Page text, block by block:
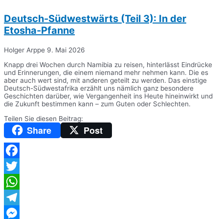
Deutsch-Südwestwärts (Teil 3): In der
Etosha-Pfanne
Holger Arppe 9. Mai 2026
Knapp drei Wochen durch Namibia zu reisen, hinterlässt Eindrücke
und Erinnerungen, die einem niemand mehr nehmen kann. Die es
aber auch wert sind, mit anderen geteilt zu werden. Das einstige
Deutsch-Südwestafrika erzählt uns nämlich ganz besondere
Geschichten darüber, wie Vergangenheit ins Heute hineinwirkt und
die Zukunft bestimmen kann – zum Guten oder Schlechten.
Teilen Sie diesen Beitrag:
Share Post
Facebook
Twitter
WhatsApp
Telegram